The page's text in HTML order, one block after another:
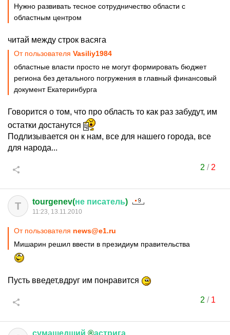
Нужно развивать тесное сотрудничество области с
областным центром
читай между строк васяга
От пользователя Vasiliy1984
областные власти просто не могут формировать бюджет
региона без детального погружения в главный финансовый
документ Екатеринбурга
Говорится о том, что про область то как раз забудут, им
остатки достанутся
Подлизывается он к нам, все для нашего города, все
для народа...
2 / 2
T tourgenev(не писатель)
11:23, 13.11.2010
От пользователя news@e1.ru
Мишарин решил ввести в президиум правительства
Пусть введет,вдруг им понравится
2 / 1
сумашедший ®астрига